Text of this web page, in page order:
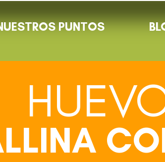
PUNTOS